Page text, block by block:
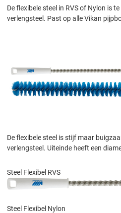
De flexibele steel in RVS of Nylon is
verlengsteel. Past op alle Vikan
De flexibele steel is stijf maar
verlengsteel. Uiteinde heeft een
Steel Flexibel RVS
Steel Flexibel Nylon